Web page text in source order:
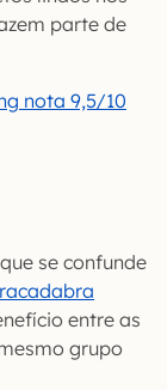
parte de
nota 9,5/10
se confunde
entre as
grupo